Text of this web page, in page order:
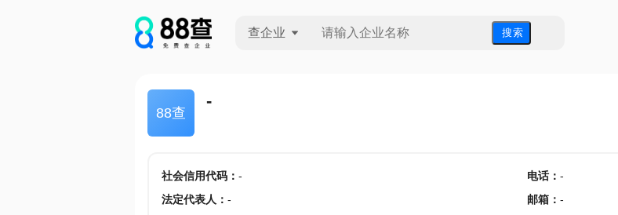
查企业 搜 索
88查
-
社会信用代码： - 电话： -
法定代表人 ： - 邮箱 ： -